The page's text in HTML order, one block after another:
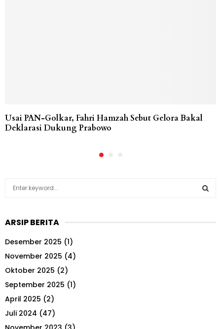
Usai PAN-Golkar, Fahri Hamzah Sebut Gelora Bakal
Deklarasi Dukung Prabowo
c
f
o
r
ARSIP BERITA
Desember 2025 (1)
November 2025 (4)
Oktober 2025 (2)
September 2025 (1)
April 2025 (2)
Juli 2024 (47)